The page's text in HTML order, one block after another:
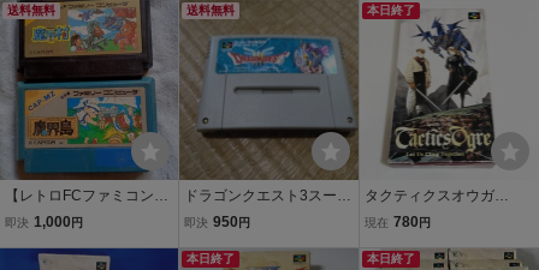
エ
送料無料
【レトロFCファミコンソ
フト】カプコン 魔界村
期動作確認済 送料無
即決 1,000 円
送料無料
ドラゴンクエスト3スーパ
ーファミコン版箱、説明
ジャンク電池なし【送料
即決 950 円
本日終了
タクティクスオウガ
【箱・説明書付き】♪動作
SFC スーパーファミ
現在 780 円
本日終了 本日終了